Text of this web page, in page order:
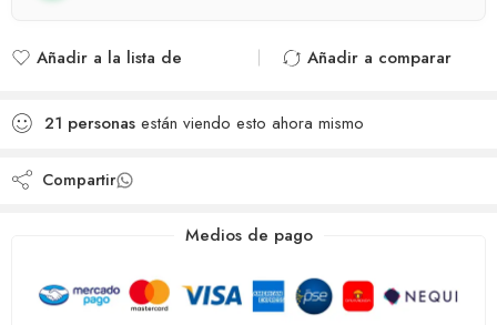
Añadir a la lista de
Añadido a la lista de
deseos
Añadir a comparar
21 personas están viendo esto ahora mismo
Compartir
Medios de pago